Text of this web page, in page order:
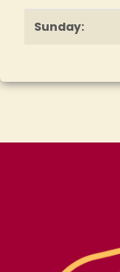
Sunday: